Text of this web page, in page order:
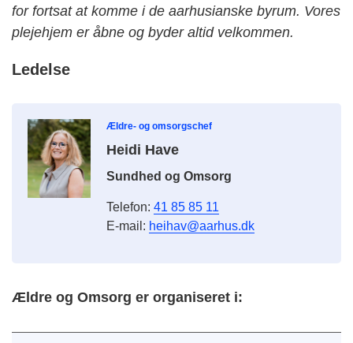
for fortsat at komme i de aarhusianske byrum. Vores
plejehjem er åbne og byder altid velkommen.
Ledelse
Ældre- og omsorgschef
Heidi Have
Sundhed og Omsorg
Telefon: 41 85 85 11
E-mail: heihav@aarhus.dk
Ældre og Omsorg er organiseret i: